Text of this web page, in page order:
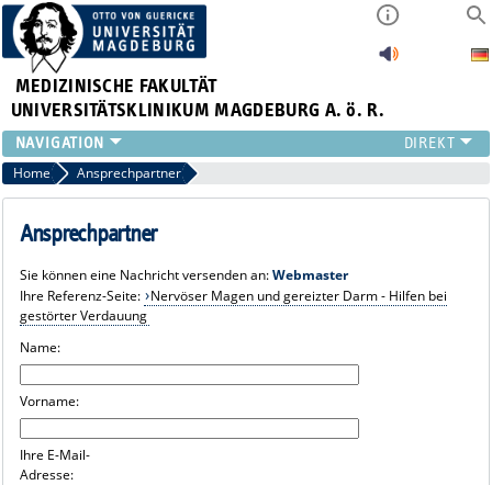
MEDIZINISCHE FAKULTÄT
UNIVERSITÄTSKLINIKUM MAGDEBURG A. ö. R.
INSTITUTE
KLINIKEN
ZENTRALE EINRICHTUNGEN
PRESSE
ÜBER UNS
INTRANET
Home Ansprechpartner
Ansprechpartner
Sie können eine Nachricht versenden an:Webmaster
Ihre Referenz-Seite: Nervöser Magen und gereizter Darm - Hilfen bei
gestörter Verdauung
Name:
Vorname:
Ihre E-Mail-
Adresse: